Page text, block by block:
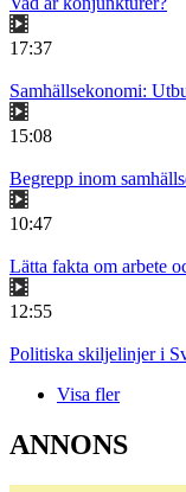
17:37
Samhällsekonomi:
15:08
Begrepp inom
10:47
Lätta fakta om arbete
12:55
Politiska skiljelinjer i
Visa fler
ANNONS